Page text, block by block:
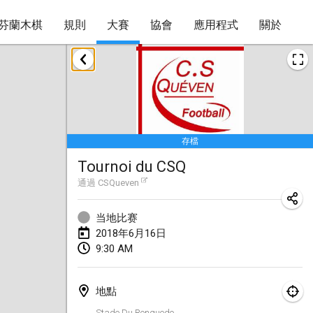
蘭木棋 規則 大賽 協會 應用程式 關於
存檔
Tournoi du CSQ
通過 CSQueven
当地比赛
2018年6月16日
9:30 AM
地點
2018年1月
Open des rois de Mölkky
2018年1月21日 |法國
Individuel du Garo
2018年1月21日|
Tournoi d'Hiver
2018年1月27日